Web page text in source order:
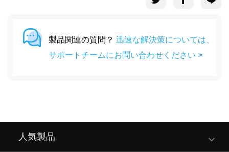
製品関連の質問？ 迅速な解決策については、
サポートチームにお問い合わせください >
人気製品